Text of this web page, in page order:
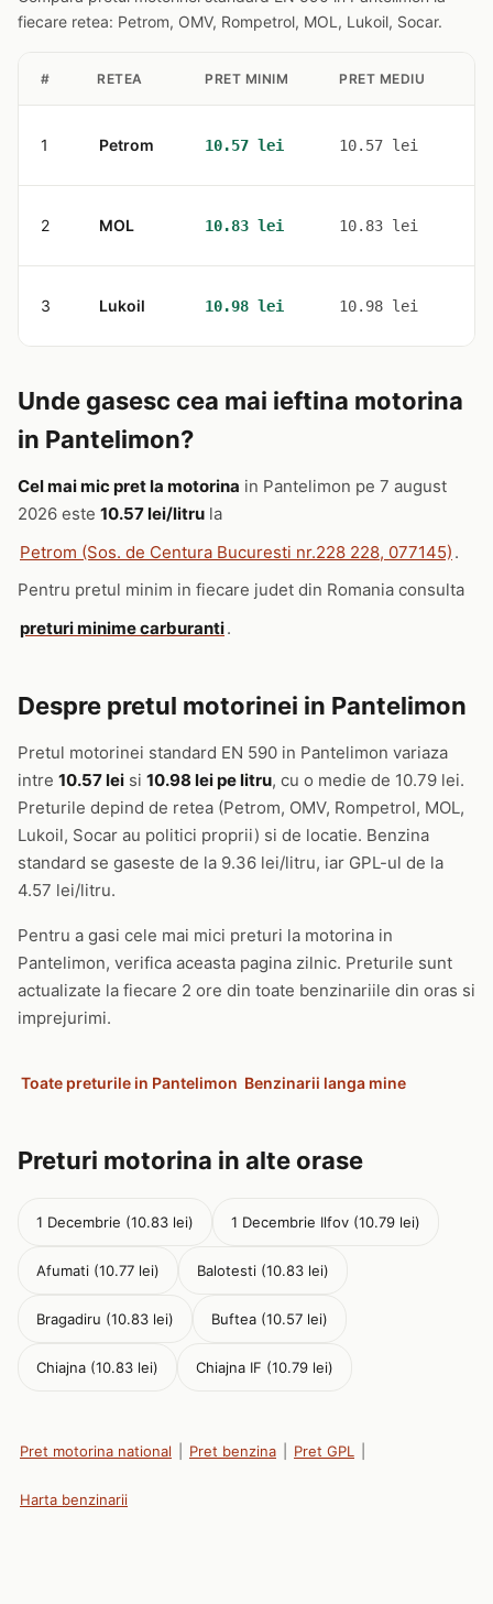
fiecare retea: Petrom, OMV, Rompetrol, MOL, Lukoil, Socar.
# RETEA PRET MINIM PRET MEDIU
1 Petrom 10.57 lei 10.57 lei
2 MOL 10.83 lei 10.83 lei
3 Lukoil 10.98 lei 10.98 lei
Unde gasesc cea mai ieftina motorina
in Pantelimon?
Cel mai mic pret la motorina in Pantelimon pe 7 august
2026 este 10.57 lei/litru la
Petrom (Sos. de Centura Bucuresti nr.228 228, 077145) .
Pentru pretul minim in fiecare judet din Romania consulta
preturi minime carburanti.
Despre pretul motorinei in Pantelimon
Pretul motorinei standard EN 590 in Pantelimon variaza
intre 10.57 lei si 10.98 lei pe litru, cu o medie de 10.79 lei.
Preturile depind de retea (Petrom, OMV, Rompetrol, MOL,
Lukoil, Socar au politici proprii) si de locatie. Benzina
standard se gaseste de la 9.36 lei/litru, iar GPL-ul de la
4.57 lei/litru.
Pentru a gasi cele mai mici preturi la motorina in
Pantelimon, verifica aceasta pagina zilnic. Preturile sunt
actualizate la fiecare 2 ore din toate benzinariile din oras si
imprejurimi.
Toate preturile in Pantelimon Benzinarii langa mine
Preturi motorina in alte orase
1 Decembrie (10.83 lei) 1 Decembrie Ilfov (10.79 lei)
Afumati (10.77 lei) Balotesti (10.83 lei)
Bragadiru (10.83 lei) Buftea (10.57 lei)
Chiajna (10.83 lei) Chiajna IF (10.79 lei)
Pret motorina national Pret benzina Pret GPL
Harta benzinarii